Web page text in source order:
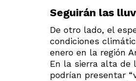
Seguirán las
De otro lado, el
condiciones
enero en la región
En la sierra alta de
podrían presentar